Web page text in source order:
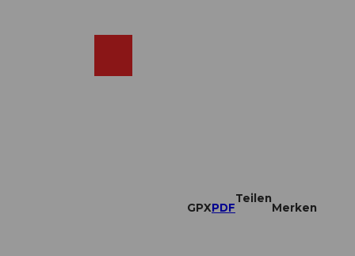
GPXPDF
Teilen
Merken